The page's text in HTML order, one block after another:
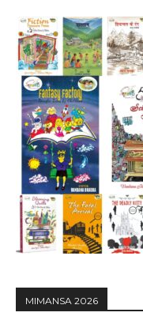
MIMANSA 2026